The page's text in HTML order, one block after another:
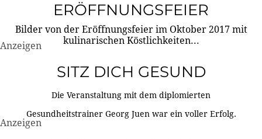
ERÖFFNUNGSFEIER
Bilder von der Eröffnungsfeier im Oktober 2017 mit
kulinarischen Köstlichkeiten...
Anzeigen
SITZ DICH GESUND
Die Veranstaltung mit dem diplomierten
Gesundheitstrainer Georg Juen war ein voller Erfolg.
Anzeigen